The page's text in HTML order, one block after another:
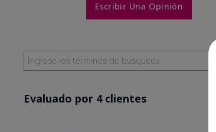
Escribir Una Opinión
Evaluado por 4 clientes